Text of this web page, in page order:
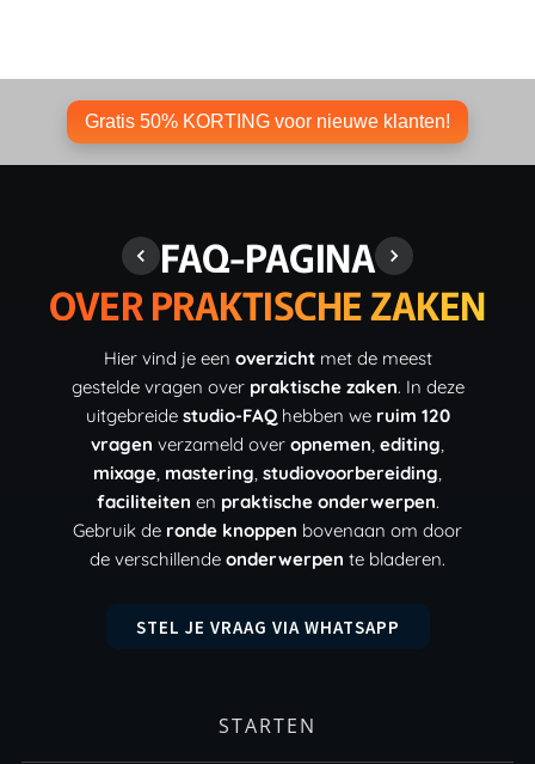
Gratis 50% KORTING voor nieuwe klanten!
FAQ-PAGINA
OVER PRAKTISCHE ZAKEN
Hier vind je een overzichtmet de meest
gestelde vragen over praktische zaken. In deze
uitgebreide studio-FAQhebben we ruim 120
vragen verzameld over opnemen, editing,
mixage, mastering, studiovoorbereiding,
faciliteiten en praktische onderwerpen.
Gebruik de ronde knoppen bovenaan om door
de verschillende onderwerpen te bladeren.
STEL JE VRAAG VIA WHATSAPP
STARTEN